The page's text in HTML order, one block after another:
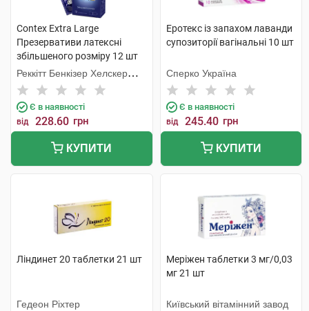
Contex Extra Large
Презервативи латексні
збільшеного розміру 12 шт
Реккітт Бенкізер Хелскер
Мануфектурінг
Є в наявності
від 228.60 грн
КУПИТИ
Еротекс із запахом лаванди
супозиторії вагінальні 10 шт
Сперко Україна
Є в наявності
від 245.40 грн
КУПИТИ
Ліндинет 20 таблетки 21 шт
Гедеон Ріхтер
Меріжен таблетки 3 мг/0,03
мг 21 шт
Київський вітамінний завод